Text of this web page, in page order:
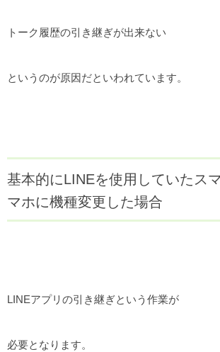
トーク履歴の引き継ぎが出来ない
というのが原因だといわれています。
基本的にLINEを使用していたス
マホに機種変更した場合
LINEアプリの引き継ぎという作業が
必要となります。